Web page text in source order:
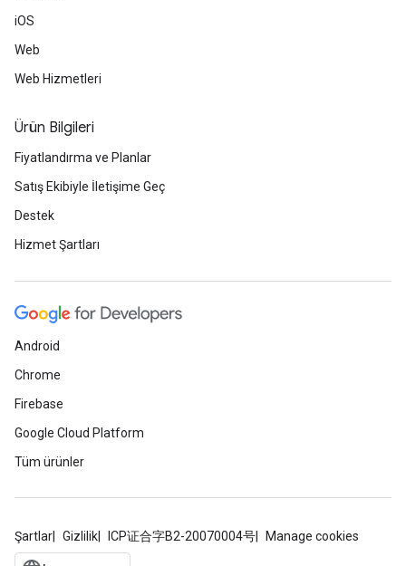
iOS
Web
Web Hizmetleri
Ürün Bilgileri
Fiyatlandırma ve Planlar
Satış Ekibiyle İletişime Geç
Destek
Hizmet Şartları
Android
Chrome
Firebase
Google Cloud Platform
Tüm ürünler
Şartlar Gizlilik ICP证合字B2-20070004号 Manage cookies